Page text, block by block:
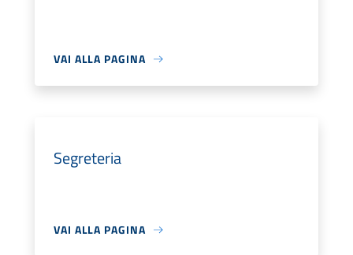
VAI ALLA PAGINA
Segreteria
VAI ALLA PAGINA